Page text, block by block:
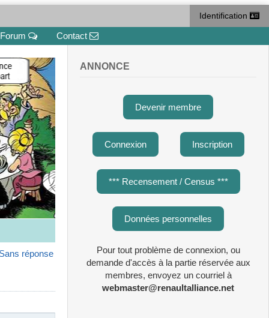
Identification
Forum Contact
Sans réponse
ANNONCE
Devenir membre
Connexion Inscription
*** Recensement / Census ***
Données personnelles
Pour tout problème de connexion, ou
demande d'accès à la partie réservée aux
membres, envoyez un courriel à
webmaster@renaultalliance.net